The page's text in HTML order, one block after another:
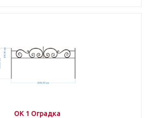
ОК 1 Оградка